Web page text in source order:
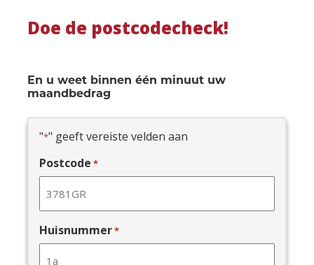
Doe de postcodecheck!
En u weet binnen één minuut uw
maandbedrag
"*" geeft vereiste velden aan
Postcode *
Huisnummer*